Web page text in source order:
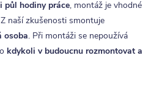
půl hodiny práce, montáž je vhodné
naší zkušenosti smontuje
osoba. Při montáži se nepoužívá
kdykoli v budoucnu rozmontovat a